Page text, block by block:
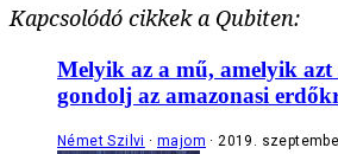
Kapcsolódó cikkek a Qubiten:
Melyik az a mű, amelyik
gondolj az amazonasi
Német Szilvi majom 2019.